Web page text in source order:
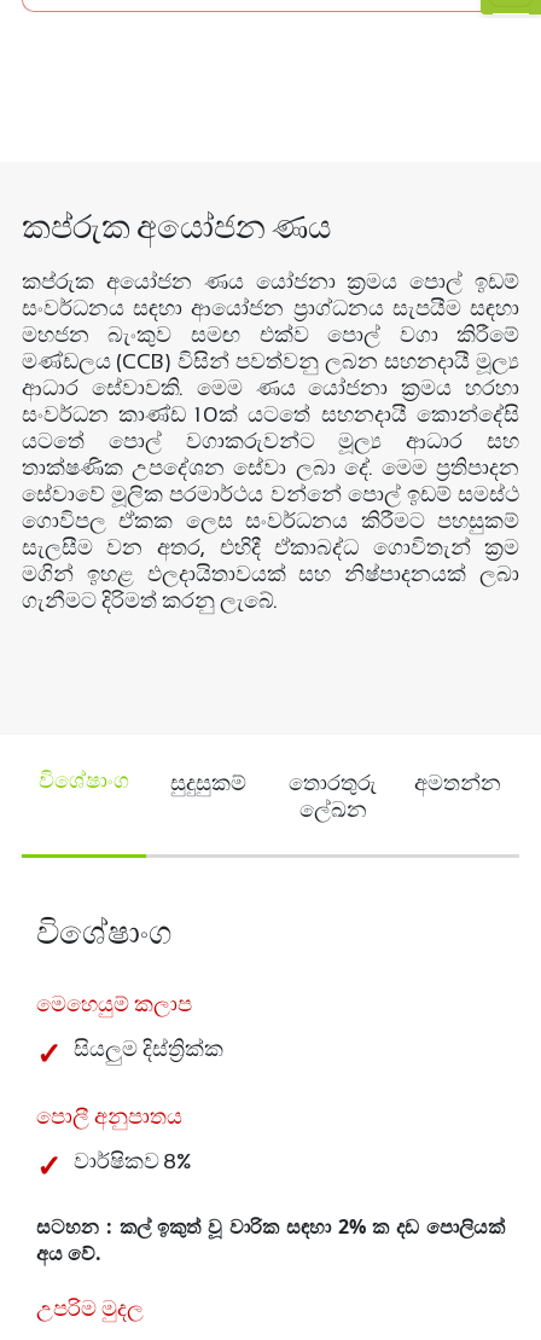
කප්රුක අයෝජන ණය
කප්රුක අයෝජන ණය යෝජනා ක්‍රමය පොල් ඉඩම්
සංවර්ධනය සඳහා ආයෝජන ප්‍රාග්ධනය සැපයීම සඳහා
මහජන බැංකුව සමඟ එක්ව පොල් වගා කිරීමේ
මණ්ඩලය (CCB) විසින් පවත්වනු ලබන සහනදායී මූල්‍ය
ආධාර සේවාවකි. මෙම ණය යෝජනා ක්‍රමය හරහා
සංවර්ධන කාණ්ඩ 10ක් යටතේ සහනදායී කොන්දේසි
යටතේ පොල් වගාකරුවන්ට මූල්‍ය ආධාර සහ
තාක්ෂණික උපදේශන සේවා ලබා දේ. මෙම ප්‍රතිපාදන
සේවාවේ මූලික පරමාර්ථය වන්නේ පොල් ඉඩම් සමස්ථ
ගොවිපල ඒකක ලෙස සංවර්ධනය කිරීමට පහසුකම්
සැලසීම වන අතර, එහිදී ඒකාබද්ධ ගොවිතැන් ක්‍රම
මගින් ඉහළ ඵලදායිතාවයක් සහ නිෂ්පාදනයක් ලබා
ගැනීමට දිරිමත් කරනු ලැබේ.
විශේෂාංග සුදුසුකම්
තොරතුරු
ලේඛන
අමතන්න
විශේෂාංග
මෙහෙයුම් කලාප
සියලුම දිස්ත්‍රික්ක
පොලී අනුපාතය
වාර්ෂිකව 8%
සටහන : කල් ඉකුත් වූ වාරික සඳහා 2% ක දඩ පොලියක්
අය වේ.
උපරිම මුදල
×